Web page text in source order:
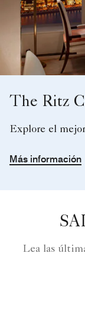
The Ritz
Explore el
Más información
Lea las